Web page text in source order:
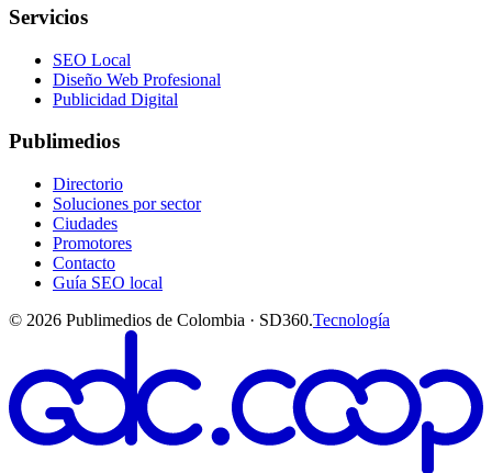
Servicios
SEO Local
Diseño Web Profesional
Publicidad Digital
Publimedios
Directorio
Soluciones por sector
Ciudades
Promotores
Contacto
Guía SEO local
© 2026 Publimedios de Colombia · SD360.Tecnología